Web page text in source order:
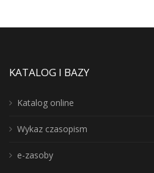
KATALOG I BAZY
Katalog online
Wykaz czasopism
e-zasoby